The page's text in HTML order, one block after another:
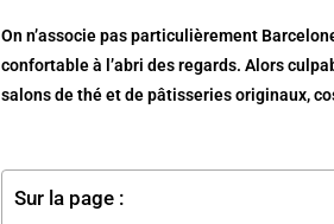
On n’associe pas particulièrement
confortable à l’abri des regards. Alors
salons de thé et de pâtisseries originaux,
Sur la page :